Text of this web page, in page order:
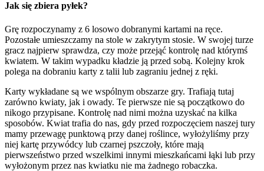
Jak się zbiera pyłek?
Grę rozpoczynamy z 6 losowo dobranymi kartami na ręce.
Pozostałe umieszczamy na stole w zakrytym stosie. W swojej turze
gracz najpierw sprawdza, czy może przejąć kontrolę nad którymś
kwiatem. W takim wypadku kładzie ją przed sobą. Kolejny krok
polega na dobraniu karty z talii lub zagraniu jednej z ręki.
Karty wykładane są we wspólnym obszarze gry. Trafiają tutaj
zarówno kwiaty, jak i owady. Te pierwsze nie są początkowo do
nikogo przypisane. Kontrolę nad nimi można uzyskać na kilka
sposobów. Kwiat trafia do nas, gdy przed rozpoczęciem naszej tury
mamy przewagę punktową przy danej roślince, wyłożyliśmy przy
niej kartę przywódcy lub czarnej pszczoły, które mają
pierwszeństwo przed wszelkimi innymi mieszkańcami łąki lub przy
wyłożonym przez nas kwiatku nie ma żadnego robaczka.